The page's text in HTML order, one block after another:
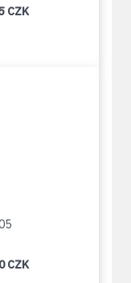
CZK
CZK